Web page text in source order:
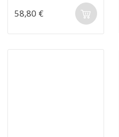
58,80 €